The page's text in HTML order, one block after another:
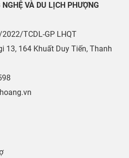
VÀ DU LỊCH PHƯỢNG
TCDL-GP LHQT
13, 164 Khuất Duy Tiến, Thanh